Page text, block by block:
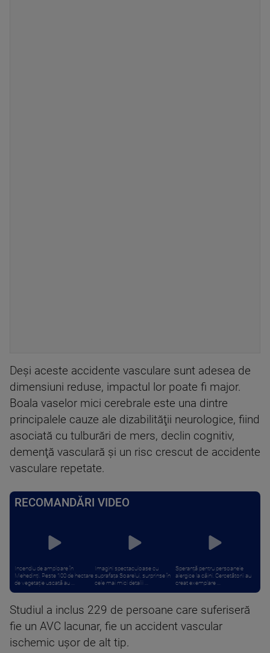
Deşi aceste accidente vasculare sunt adesea de
dimensiuni reduse, impactul lor poate fi major.
Boala vaselor mici cerebrale este una dintre
principalele cauze ale dizabilităţii neurologice, fiind
asociată cu tulburări de mers, declin cognitiv,
demenţă vasculară şi un risc crescut de accidente
vasculare repetate.
RECOMANDĂRI VIDEO
Incendiu de amploare în
Mehedinți. Peste 100 de hectare
de vegetație uscată au ...
Imagini spectaculoase cu
suprafața Soarelui, surprinse în
cele mai mici detalii ...
Speranță pentru persoanele
alergice la câini. Cercetătorii au
creat exemplare ...
Studiul a inclus 229 de persoane care suferiseră
fie un AVC lacunar, fie un accident vascular
ischemic uşor de alt tip.